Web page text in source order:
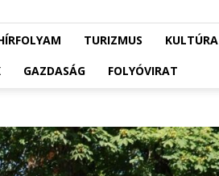
TURIZMUS KULTÚRA
GAZDASÁG FOLYÓVIRAT